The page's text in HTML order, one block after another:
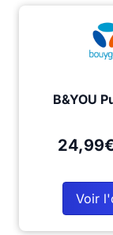
B&YOU
Voir